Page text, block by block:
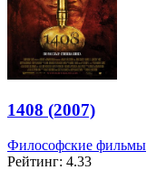
1408 (2007)
Философские фильмы
Рейтинг: 4.33